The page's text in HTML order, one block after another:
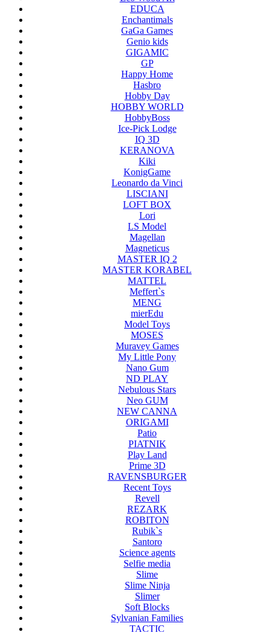
EDUCA
Enchantimals
GaGa Games
Genio kids
GIGAMIC
GP
Happy Home
Hasbro
Hobby Day
HOBBY WORLD
HobbyBoss
Ice-Pick Lodge
IQ 3D
KERANOVA
Kiki
KonigGame
Leonardo da Vinci
LISCIANI
LOFT BOX
Lori
LS Model
Magellan
Magneticus
MASTER IQ 2
MASTER KORABEL
MATTEL
Meffert`s
MENG
mierEdu
Model Toys
MOSES
Muravey Games
My Little Pony
Nano Gum
ND PLAY
Nebulous Stars
Neo GUM
NEW CANNA
ORIGAMI
Patio
PIATNIK
Play Land
Prime 3D
RAVENSBURGER
Recent Toys
Revell
REZARK
ROBITON
Rubik`s
Santoro
Science agents
Selfie media
Slime
Slime Ninja
Slimer
Soft Blocks
Sylvanian Families
TACTIC